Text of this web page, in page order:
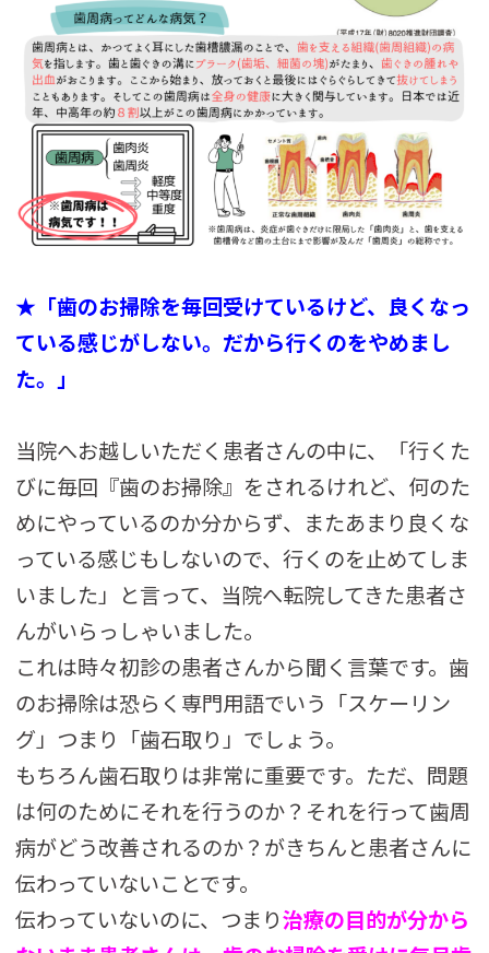
★ 「歯のお掃除を毎回受けているけど、良くなっ
ている感じがしない。だから行くのをやめまし
た。」
当院へお越しいただく患者さんの中に、「行くた
びに毎回『歯のお掃除』をされるけれど、何のた
めにやっているのか分からず、またあまり良くな
っている感じもしないので、行くのを止めてしま
いました」と言って、当院へ転院してきた患者さ
んがいらっしゃいました。
これは時々初診の患者さんから聞く言葉です。歯
のお掃除は恐らく専門用語でいう「スケーリン
グ」つまり「歯石取り」でしょう。
もちろん歯石取りは非常に重要です。ただ、問題
は何のためにそれを行うのか？それを行って歯周
病がどう改善されるのか？がきちんと患者さんに
伝わっていないことです。
伝わっていないのに、つまり治療の目的が分から